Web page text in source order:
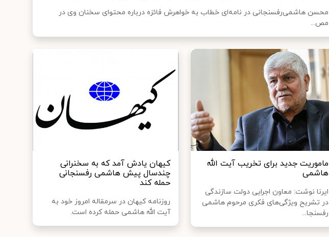
محسن هاشمی‌رفسنجانی در نامه‌ای خطاب به خواهرش فائزه درباره محتوای سخنان وی در
مص...
ماموریت جدید برای تخریب آیت الله
هاشمی
ایرنا نوشت: معاون اجرایی دولت سازندگی
در تشریح ویژگی‌های فکری مرحوم هاشمی
رفسنجا...
کیهان یادش آمد که به سخنرانی
چندسال پیش هاشمی رفسنجانی
حمله کند
روزنامه کیهان در سرمقاله امروز خود به
آیت الله هاشمی حمله کرده است.